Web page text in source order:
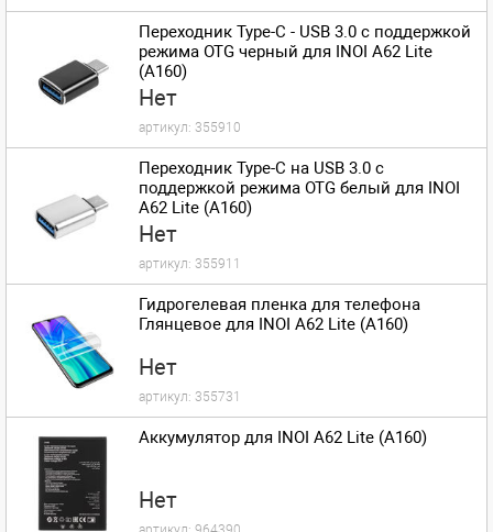
Переходник Type-C - USB 3.0 с поддержкой
режима OTG черный для INOI A62 Lite
(A160)
Нет
артикул: 355910
Переходник Type-C на USB 3.0 с
поддержкой режима OTG белый для INOI
A62 Lite (A160)
Нет
артикул: 355911
Гидрогелевая пленка для телефона
Глянцевое для INOI A62 Lite (A160)
Нет
артикул: 355731
Аккумулятор для INOI A62 Lite (A160)
Нет